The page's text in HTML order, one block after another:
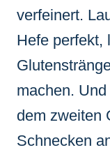
verfeinert.
Hefe perfekt,
machen.
dem zweiten
Schnecken